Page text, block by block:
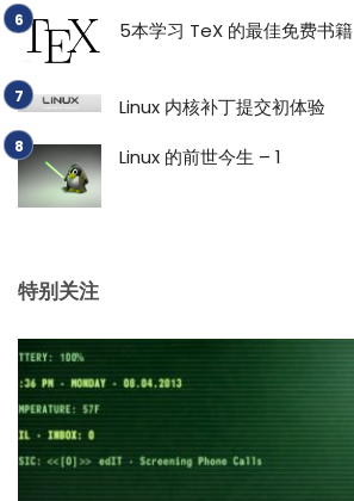
5本学习 TeX 的最佳免费书籍
Linux 内核补丁提交初体验
Linux 的前世今生 – 1
特别关注